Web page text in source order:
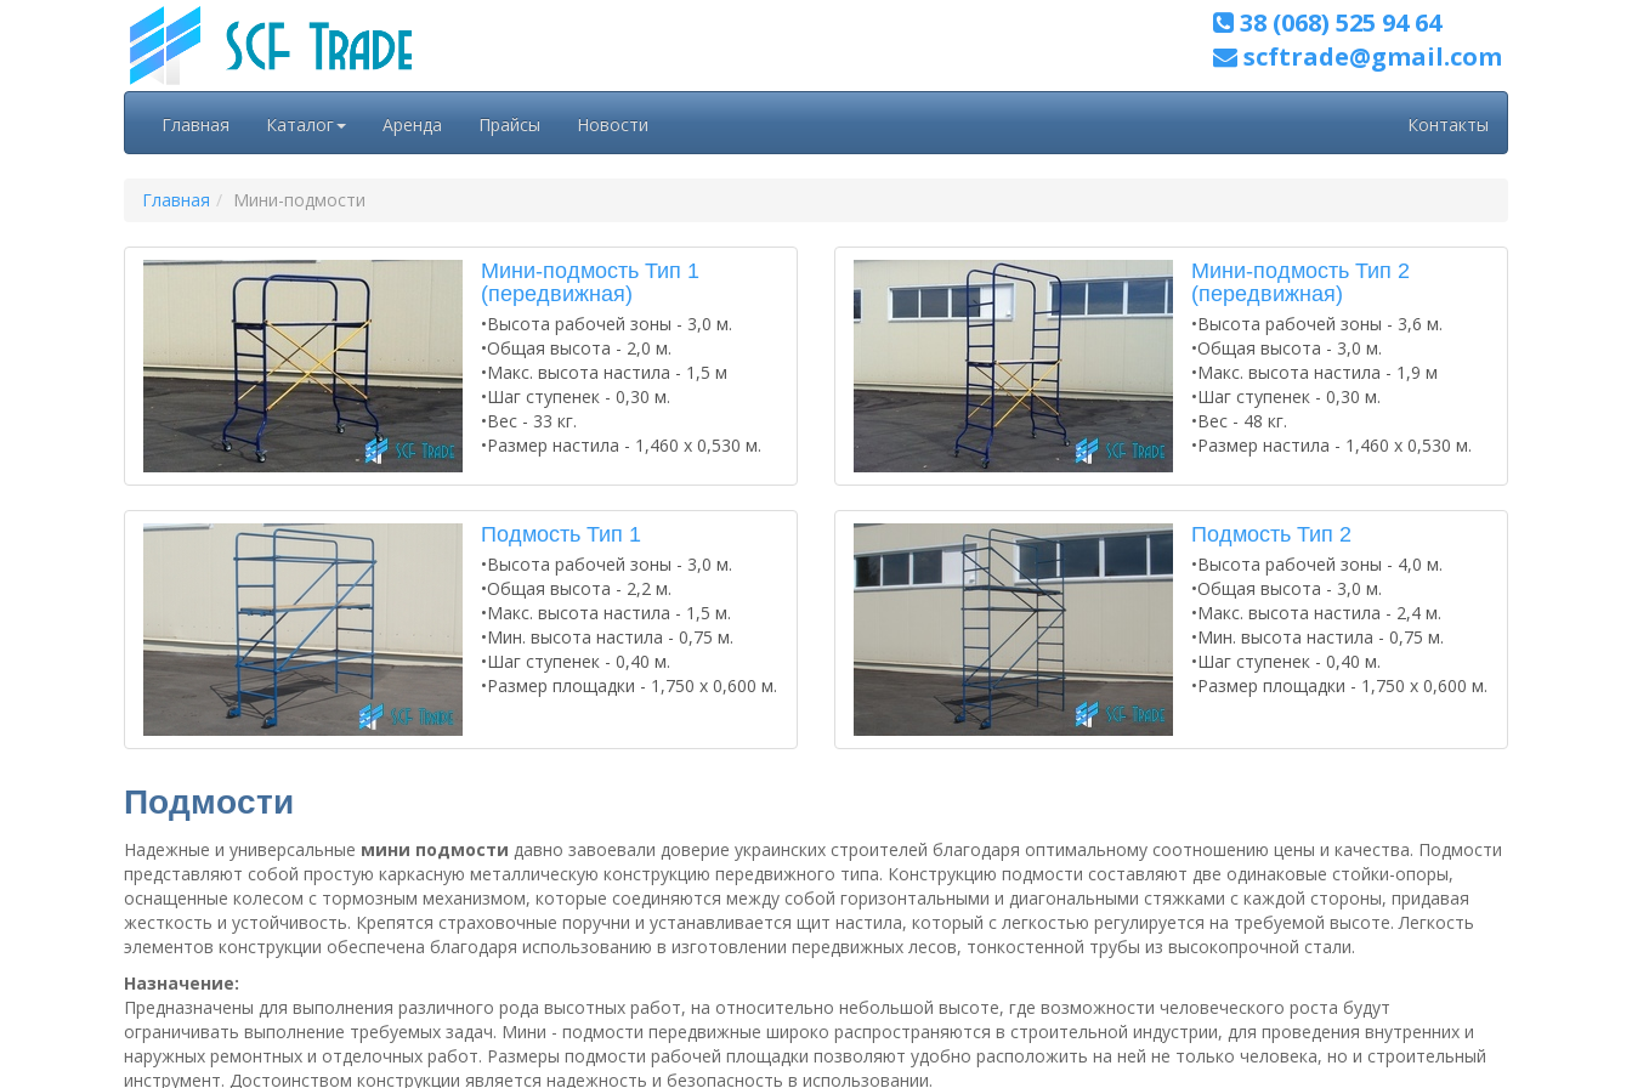
38 (068) 525 94 64
scftrade@gmail.com
Главная Каталог Аренда Прайсы Новости Контакты
Главная Мини-подмости
Мини-подмость Тип 1
(передвижная)
•Высота рабочей зоны - 3,0 м.
•Общая высота - 2,0 м.
•Макс. высота настила - 1,5 м
•Шаг ступенек - 0,30 м.
•Вес - 33 кг.
•Размер настила - 1,460 х 0,530 м.
Мини-подмость Тип 2
(передвижная)
•Высота рабочей зоны - 3,6 м.
•Общая высота - 3,0 м.
•Макс. высота настила - 1,9 м
•Шаг ступенек - 0,30 м.
•Вес - 48 кг.
•Размер настила - 1,460 х 0,530 м.
Подмость Тип 1
•Высота рабочей зоны - 3,0 м.
•Общая высота - 2,2 м.
•Макс. высота настила - 1,5 м.
•Мин. высота настила - 0,75 м.
•Шаг ступенек - 0,40 м.
•Размер площадки - 1,750 х 0,600 м.
Подмость Тип 2
•Высота рабочей зоны - 4,0 м.
•Общая высота - 3,0 м.
•Макс. высота настила - 2,4 м.
•Мин. высота настила - 0,75 м.
•Шаг ступенек - 0,40 м.
•Размер площадки - 1,750 х 0,600 м.
Подмости
Надежные и универсальные мини подмости давно завоевали доверие украинских строителей благодаря оптимальному соотношению цены и качества. Подмости
представляют собой простую каркасную металлическую конструкцию передвижного типа. Конструкцию подмости составляют две одинаковые стойки-опоры,
оснащенные колесом с тормозным механизмом, которые соединяются между собой горизонтальными и диагональными стяжками с каждой стороны, придавая
жесткость и устойчивость. Крепятся страховочные поручни и устанавливается щит настила, который с легкостью регулируется на требуемой высоте. Легкость
элементов конструкции обеспечена благодаря использованию в изготовлении передвижных лесов, тонкостенной трубы из высокопрочной стали.
Назначение:
Предназначены для выполнения различного рода высотных работ, на относительно небольшой высоте, где возможности человеческого роста будут
ограничивать выполнение требуемых задач. Мини - подмости передвижные широко распространяются в строительной индустрии, для проведения внутренних и
наружных ремонтных и отделочных работ. Размеры подмости рабочей площадки позволяют удобно расположить на ней не только человека, но и строительный
инструмент. Достоинством конструкции является надежность и безопасность в использовании.